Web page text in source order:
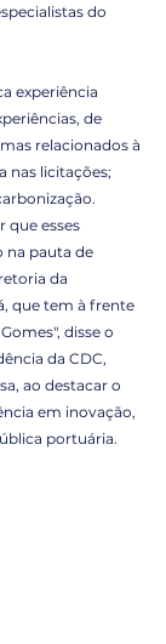
do
experiência
de
relacionados à
nas licitações;
que esses
na pauta de
da
que tem à frente
disse o
da CDC,
ao destacar o
em inovação,
portuária.